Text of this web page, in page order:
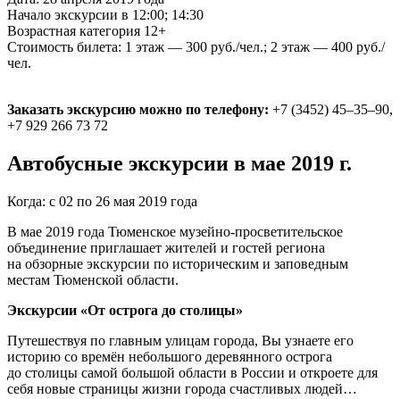
Начало экскурсии в 12:00; 14:30
Возрастная категория 12+
Стоимость билета: 1 этаж — 300 руб./чел.; 2 этаж — 400 руб./
чел.
Заказать экскурсию можно по телефону: +7 (3452) 45–35–90,
+7 929 266 73 72
Автобусные экскурсии в мае 2019 г.
Когда: с 02 по 26 мая 2019 года
В мае 2019 года Тюменское музейно-просветительское
объединение приглашает жителей и гостей региона
на обзорные экскурсии по историческим и заповедным
местам Тюменской области.
Экскурсии «От острога до столицы»
Путешествуя по главным улицам города, Вы узнаете его
историю со времён небольшого деревянного острога
до столицы самой большой области в России и откроете для
себя новые страницы жизни города счастливых людей…